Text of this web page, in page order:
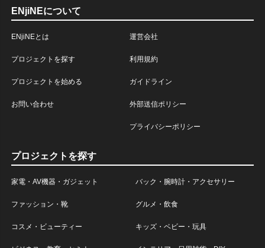
ENjiNEについて
ENjiNEとは
プロジェクトを探す
プロジェクトを始める
お問い合わせ
運営会社
利用規約
ガイドライン
外部送信ポリシー
プライバシーポリシー
プロジェクトを探す
家電・AV機器・ガジェット バック・腕時計・アクセサリー
ファッション・靴 グルメ・飲食
コスメ・ビューティー キッズ・ベビー・玩具